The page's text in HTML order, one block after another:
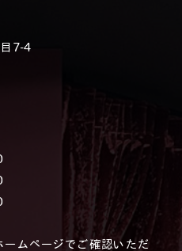
7-4
ムページでご確認いただ